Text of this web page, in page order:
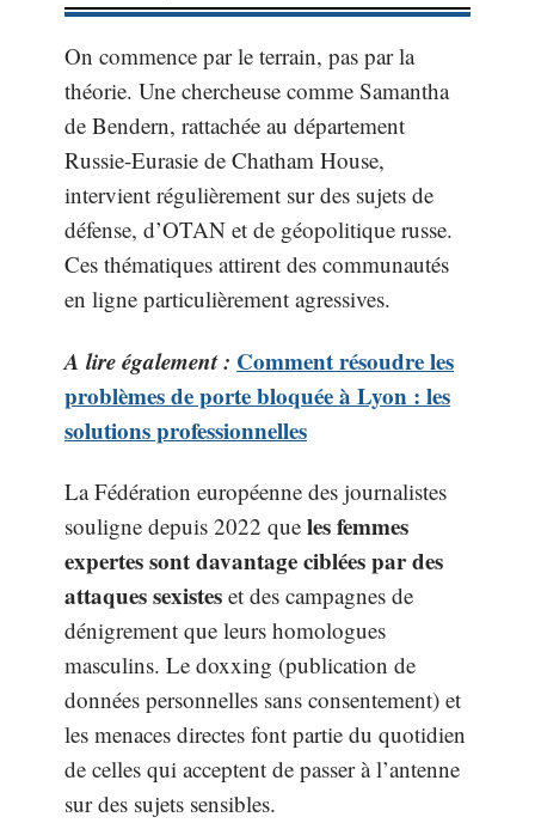
On commence par le terrain, pas par la
théorie. Une chercheuse comme Samantha
de Bendern, rattachée au département
Russie-Eurasie de Chatham House,
intervient régulièrement sur des sujets de
défense, d’OTAN et de géopolitique russe.
Ces thématiques attirent des communautés
en ligne particulièrement agressives.
A lire également : Comment résoudre les
problèmes de porte bloquée à Lyon : les
solutions professionnelles
La Fédération européenne des journalistes
souligne depuis 2022 que les femmes
expertes sont davantage ciblées par des
attaques sexistes et des campagnes de
dénigrement que leurs homologues
masculins. Le doxxing (publication de
données personnelles sans consentement) et
les menaces directes font partie du quotidien
de celles qui acceptent de passer à l’antenne
sur des sujets sensibles.